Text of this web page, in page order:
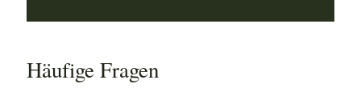
Häufige Fragen